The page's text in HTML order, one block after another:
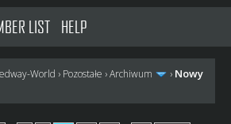
LIST HELP
World › Pozostałe ›Archiwum › Nowy